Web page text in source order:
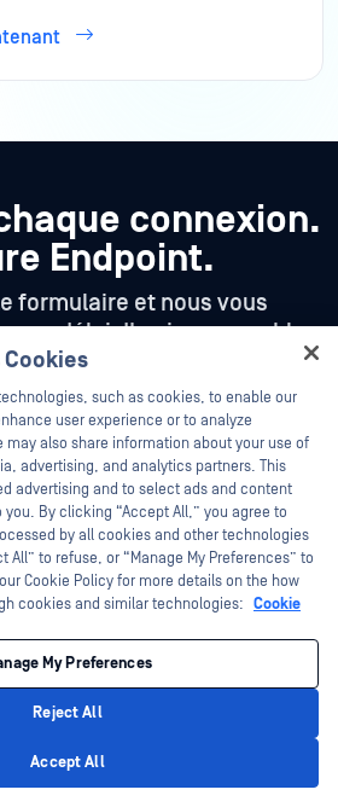
connexion.
Endpoint.
formulaire et nous vous
un délai d'un jour ouvrable.
Cookies
such as cookies, to enable our
user experience or to analyze
may also share information about your use of
advertising, and analytics partners. This
advertising and to select ads and content
By clicking “Accept All,” you agree to
by all cookies and other technologies
All” to refuse, or “Manage My Preferences” to
Cookie Policy for more details on the how
cookies and similar technologies: Cookie
My Preferences
Reject All
Accept All
there!
your OPSWAT virtual assistant.
can I help you secure what's critical